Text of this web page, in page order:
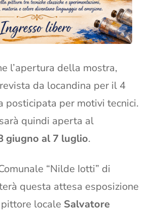
l’apertura della mostra,
da locandina per il 4
posticipata per motivi tecnici.
quindi aperta al
giugno al 7 luglio.
“Nilde Iotti” di
questa attesa esposizione
locale Salvatore